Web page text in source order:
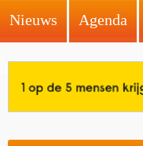
Nieuws Agenda